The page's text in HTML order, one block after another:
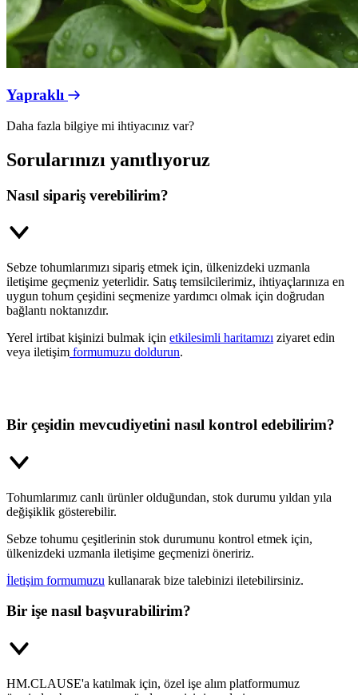
Yapraklı
Daha fazla bilgiye mi ihtiyacınız var?
Sorularınızı yanıtlıyoruz
Nasıl sipariş verebilirim?
Sebze tohumlarımızı sipariş etmek için, ülkenizdeki uzmanla
iletişime geçmeniz yeterlidir. Satış temsilcilerimiz, ihtiyaçlarınıza en
uygun tohum çeşidini seçmenize yardımcı olmak için doğrudan
bağlantı noktanızdır.
Yerel irtibat kişinizi bulmak için etkilesimli haritamızı ziyaret edin
veya iletişim formumuzu doldurun.
Bir çeşidin mevcudiyetini nasıl kontrol edebilirim?
Tohumlarımız canlı ürünler olduğundan, stok durumu yıldan yıla
değişiklik gösterebilir.
Sebze tohumu çeşitlerinin stok durumunu kontrol etmek için,
ülkenizdeki uzmanla iletişime geçmenizi öneririz.
İletişim formumuzu kullanarak bize talebinizi iletebilirsiniz.
Bir işe nasıl başvurabilirim?
HM.CLAUSE'a katılmak için, özel işe alım platformumuz